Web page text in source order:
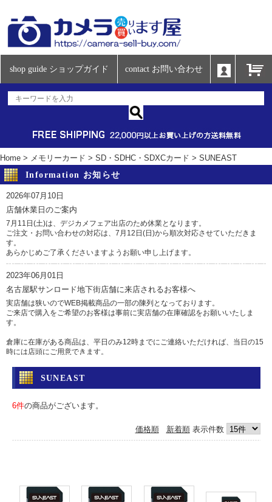
shop guide ショップガイド contact お問い合わせ
Home > メモリーカード > SD・SDHC・SDXCカード > SUNEAST
Information お知らせ
2026年07月10日
店舗休業日のご案内
7月11日(土)は、デジカメフェア出店のため休業となります。
ご注文・お問い合わせの対応は、7月12日(日)から順次対応させていただきま
す。
あらかじめご了承くださいますようお願い申し上げます。
2023年06月01日
名古屋駅サンロード地下街店舗に来店されるお客様へ
実店舗は狭いのでWEB掲載商品の一部の陳列となっております。
ご来店で購入をご希望のお客様は事前に実店舗の在庫確認をお願いいたしま
す。
倉庫に在庫がある商品は、平日のみ12時までにご連絡いただければ、当日の15
時には店頭にご用意できます。
土日祝日は倉庫からの出荷を行っていませんのであらかじめご了承ください。
問い合わせ
電話 052-583-7558 Eメール: info@camera-sell-buy.com
カードご利用の方にはご迷惑をおかけいたしますが、ご容赦くださいますよう
SUNEAST
6件の商品がございます。
価格順 新着順表示件数